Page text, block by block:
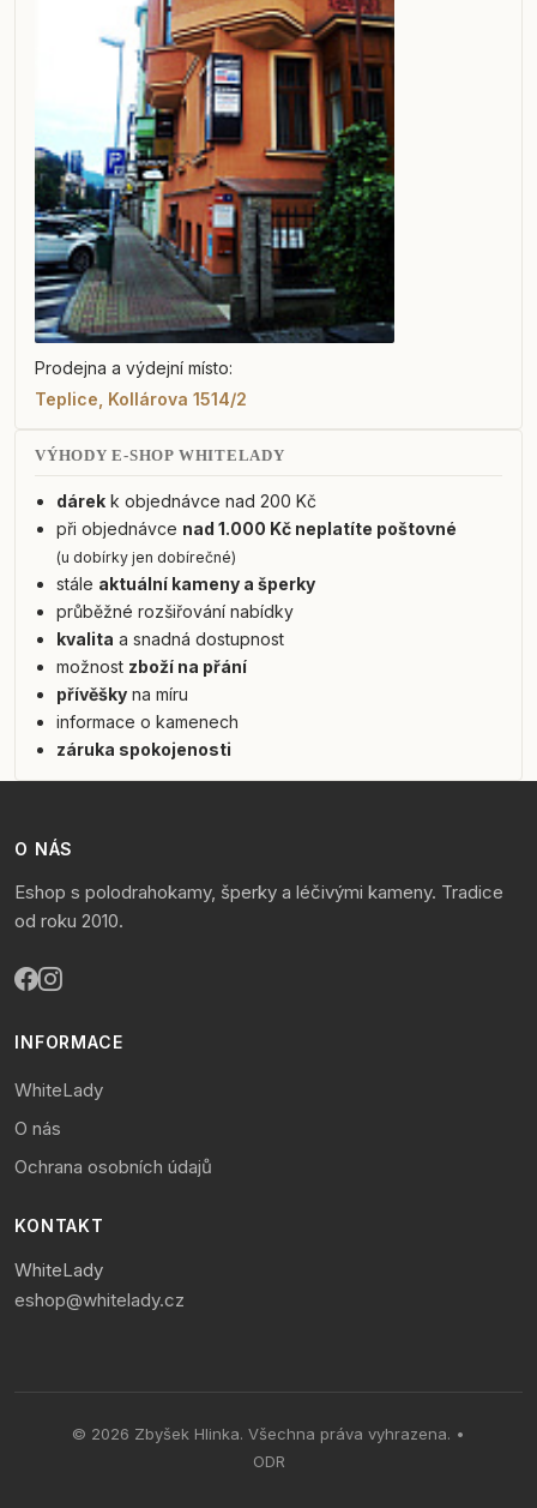
Prodejna a výdejní místo:
Teplice, Kollárova 1514/2
VÝHODY E-SHOP WHITELADY
dárekk objednávce nad 200 Kč
při objednávce nad 1.000 Kč neplatíte poštovné
(u dobírky jen dobírečné)
stále aktuální kameny a šperky
průběžné rozšiřování nabídky
kvalita a snadná dostupnost
možnost zboží na přání
přívěškyna míru
informace o kamenech
záruka spokojenosti
O NÁS
Eshop s polodrahokamy, šperky a léčivými kameny. Tradice
od roku 2010.
INFORMACE
WhiteLady
O nás
Ochrana osobních údajů
KONTAKT
WhiteLady
eshop@whitelady.cz
© 2026 Zbyšek Hlinka. Všechna práva vyhrazena. •
ODR